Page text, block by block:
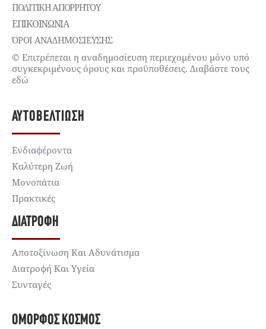
ΠΟΛΙΤΙΚΉ ΑΠΟΡΡΉΤΟΥ
ΕΠΙΚΟΙΝΩΝΊΑ
ΌΡΟΙ ΑΝΑΔΗΜΟΣΙΕΥΣΗΣ
© Επιτρέπεται η αναδημοσίευση περιεχομένου μόνο υπό
συγκεκριμένους όρους και προϋποθέσεις. Διαβάστε τους
εδώ
ΑΥΤΟΒΕΛΤΊΩΣΗ
Ενδιαφέροντα
Καλύτερη Ζωή
Μονοπάτια
Πρακτικές
ΔΙΑΤΡΟΦΉ
Αποτοξίνωση Και Αδυνάτισμα
Διατροφή Και Υγεία
Συνταγές
ΌΜΟΡΦΟΣ ΚΌΣΜΟΣ